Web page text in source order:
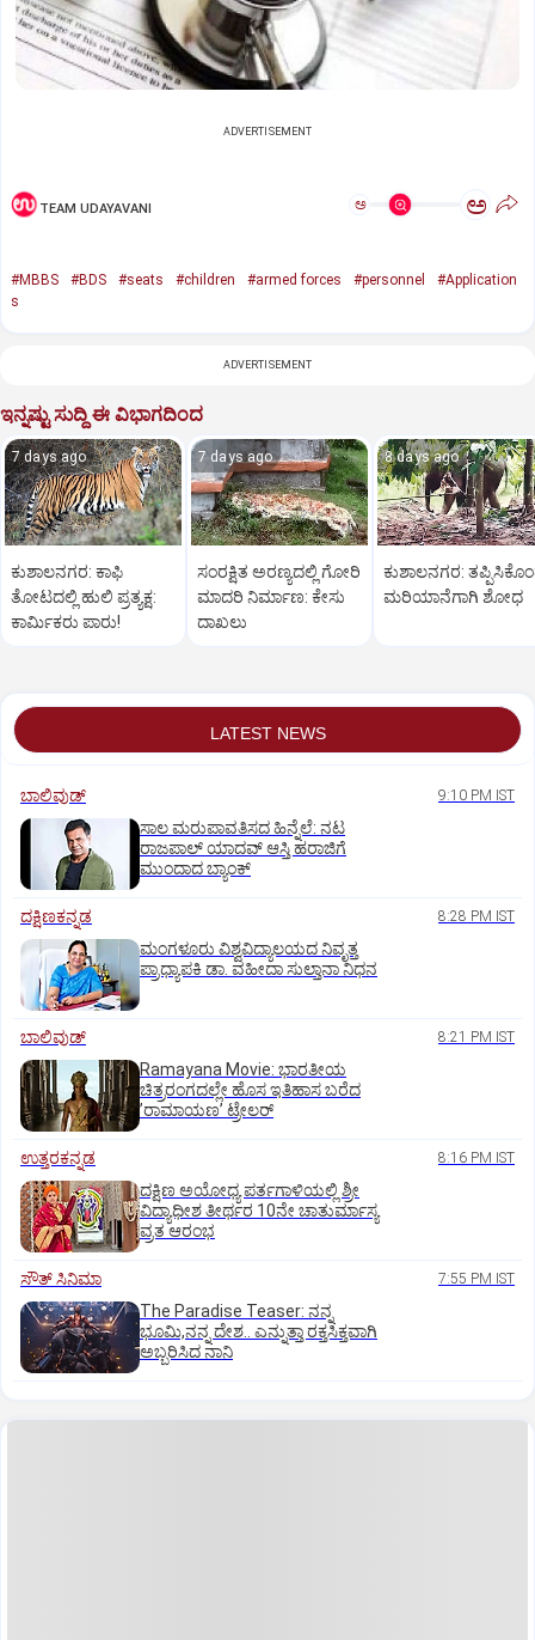
ADVERTISEMENT
TEAM UDAYAVANI ಅ ಅ
#MBBS #BDS #seats #children #armed forces #personnel
#Application
s
ADVERTISEMENT
ಇನ್ನಷ್ಟು ಸುದ್ದಿ ಈ ವಿಭಾಗದಿಂದ
7 days ago
ಕುಶಾಲನಗರ: ಕಾಫಿ
ತೋಟದಲ್ಲಿ ಹುಲಿ ಪ್ರತ್ಯಕ್ಷ:
ಕಾರ್ಮಿಕರು ಪಾರು!
7 days ago
ಸಂರಕ್ಷಿತ ಅರಣ್ಯದಲ್ಲಿ ಗೋರಿ
ಮಾದರಿ ನಿರ್ಮಾಣ: ಕೇಸು
ದಾಖಲು
8 days ago
ಕುಶಾಲನಗರ:
ಮರಿಯಾನೆಗಾಗಿ ಶೋಧ
LATEST NEWS
ಬಾಲಿವುಡ್‌ 9:10 PM IST
ಸಾಲ ಮರುಪಾವತಿಸದ ಹಿನ್ನೆಲೆ: ನಟ
ರಾಜಪಾಲ್ ಯಾದವ್‌ ಆಸ್ತಿ ಹರಾಜಿಗೆ
ಮುಂದಾದ ಬ್ಯಾಂಕ್
ದಕ್ಷಿಣಕನ್ನಡ 8:28 PM IST
ಮಂಗಳೂರು ವಿಶ್ವವಿದ್ಯಾಲಯದ ನಿವೃತ್ತ
ಪ್ರಾಧ್ಯಾಪಕಿ ಡಾ. ವಹೀದಾ ಸುಲ್ತಾನಾ ನಿಧನ
ಬಾಲಿವುಡ್‌ 8:21 PM IST
Ramayana Movie: ಭಾರತೀಯ
ಚಿತ್ರರಂಗದಲ್ಲೇ ಹೊಸ ಇತಿಹಾಸ ಬರೆದ
ʼರಾಮಾಯಣʼ ಟ್ರೇಲರ್
ಉತ್ತರಕನ್ನಡ 8:16 PM IST
ದಕ್ಷಿಣ ಅಯೋಧ್ಯ ಪರ್ತಗಾಳಿಯಲ್ಲಿ ಶ್ರೀ
ವಿದ್ಯಾಧೀಶ ತೀರ್ಥರ 10ನೇ ಚಾತುರ್ಮಾಸ್ಯ
ವ್ರತ ಆರಂಭ
ಸೌತ್‌ ಸಿನಿಮಾ 7:55 PM IST
The Paradise Teaser: ನನ್ನ
ಭೂಮಿ,ನನ್ನ ದೇಶ.. ಎನ್ನುತ್ತಾ ರಕ್ತಸಿಕ್ತವಾಗಿ
ಅಬ್ಬರಿಸಿದ ನಾನಿ